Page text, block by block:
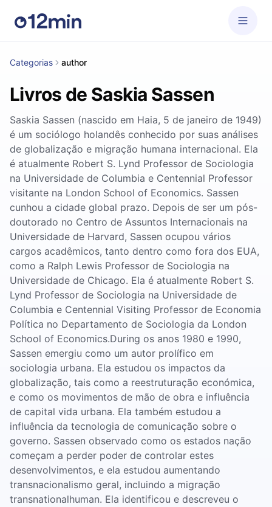
Categorias author
Livros de Saskia Sassen
Saskia Sassen (nascido em Haia, 5 de janeiro de 1949)
é um sociólogo holandês conhecido por suas análises
de globalização e migração humana internacional. Ela
é atualmente Robert S. Lynd Professor de Sociologia
na Universidade de Columbia e Centennial Professor
visitante na London School of Economics. Sassen
cunhou a cidade global prazo. Depois de ser um pós-
doutorado no Centro de Assuntos Internacionais na
Universidade de Harvard, Sassen ocupou vários
cargos acadêmicos, tanto dentro como fora dos EUA,
como a Ralph Lewis Professor de Sociologia na
Universidade de Chicago. Ela é atualmente Robert S.
Lynd Professor de Sociologia na Universidade de
Columbia e Centennial Visiting Professor de Economia
Política no Departamento de Sociologia da London
School of Economics.During os anos 1980 e 1990,
Sassen emergiu como um autor prolífico em
sociologia urbana. Ela estudou os impactos da
globalização, tais como a reestruturação económica,
e como os movimentos de mão de obra e influência
de capital vida urbana. Ela também estudou a
influência da tecnologia de comunicação sobre o
governo. Sassen observado como os estados nação
começam a perder poder de controlar estes
desenvolvimentos, e ela estudou aumentando
transnacionalismo geral, incluindo a migração
transnationalhuman. Ela identificou e descreveu o